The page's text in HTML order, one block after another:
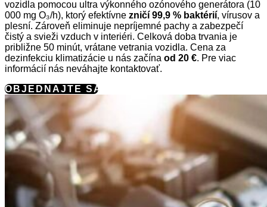
vozidla pomocou ultra výkonného ozónového generátora (10
000 mg O₃/h), ktorý efektívne zničí 99,9 % baktérií, vírusov a
plesní. Zároveň eliminuje nepríjemné pachy a zabezpečí
čistý a svieži vzduch v interiéri. Celková doba trvania je
približne 50 minút, vrátane vetrania vozidla. Cena za
dezinfekciu klimatizácie u nás začína od 20 €. Pre viac
informácií nás neváhajte kontaktovať.
OBJEDNAJTE SA